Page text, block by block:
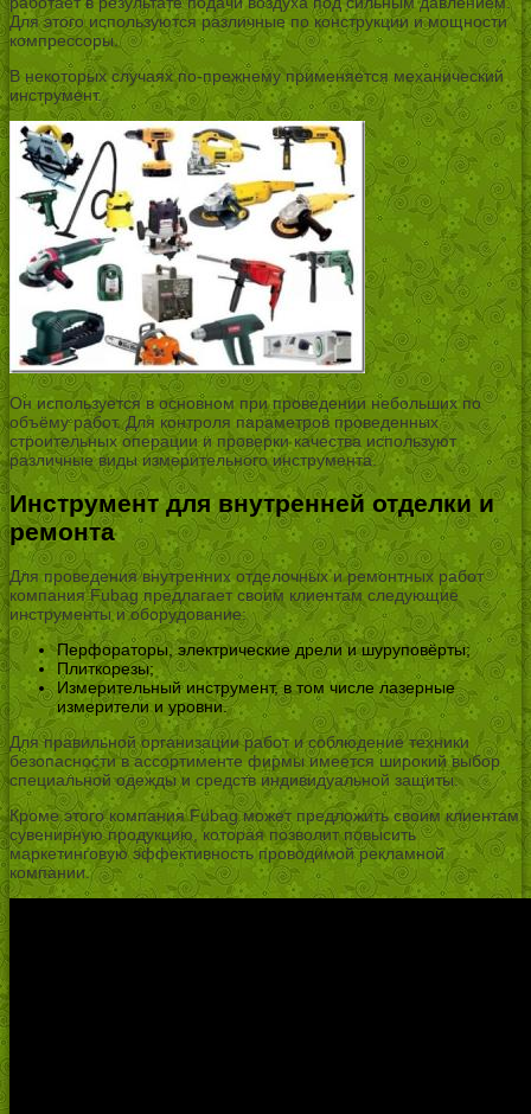
Для этого используются различные по конструкции и мощности
компрессоры.
В некоторых случаях по-прежнему применяется механический
инструмент.
Он используется в основном при проведении небольших по
объёму работ. Для контроля параметров проведенных
строительных операции и проверки качества используют
различные виды измерительного инструмента.
Инструмент для внутренней отделки и
ремонта
Для проведения внутренних отделочных и ремонтных работ
компания Fubag предлагает своим клиентам следующие
инструменты и оборудование:
Перфораторы, электрические дрели и шуруповёрты;
Плиткорезы;
Измерительный инструмент, в том числе лазерные
измерители и уровни.
Для правильной организации работ и соблюдение техники
безопасности в ассортименте фирмы имеется широкий выбор
специальной одежды и средств индивидуальной защиты.
Кроме этого компания Fubag может предложить своим клиентам
сувенирную продукцию, которая позволит повысить
маркетинговую эффективность проводимой рекламной
компании.